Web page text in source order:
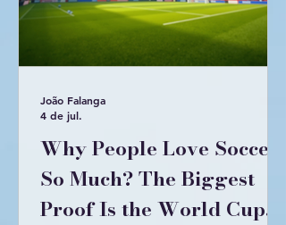
Why People Love Soccer
So Much? The Biggest
Proof Is the World Cup
João Falanga
4 de jul.